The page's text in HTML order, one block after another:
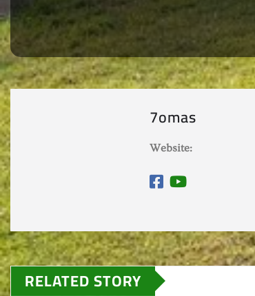
7omas
Website:
RELATED STORY